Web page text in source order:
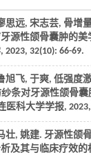
思远, 宋志芸, 骨增
源性颌骨囊肿的美
2023, 32(10): 66-69.
旭飞, 于爽, 低强度
纱条对牙源性颌骨
医科大学学报, 2023,
壮, 姚建. 牙源性颌
及其与临床疗效的